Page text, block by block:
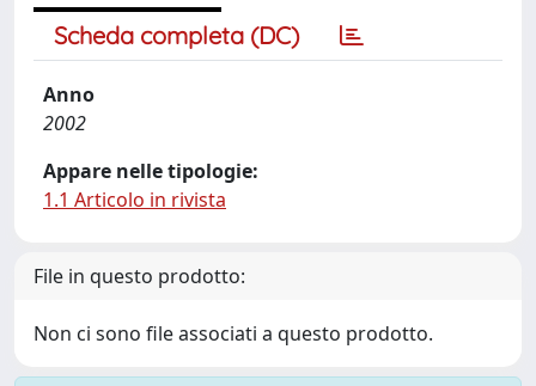
Scheda completa (DC)
Anno
2002
Appare nelle tipologie:
1.1 Articolo in rivista
File in questo prodotto:
Non ci sono file associati a questo prodotto.